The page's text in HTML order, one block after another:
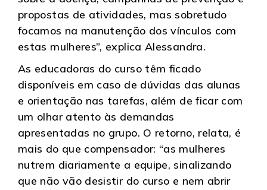
propostas de atividades, mas sobretudo
focamos na manutenção dos vínculos com
estas mulheres”, explica Alessandra.
As educadoras do curso têm ficado
disponíveis em caso de dúvidas das alunas
e orientação nas tarefas, além de ficar com
um olhar atento às demandas
apresentadas no grupo. O retorno, relata, é
mais do que compensador: “as mulheres
nutrem diariamente a equipe, sinalizando
que não vão desistir do curso e nem abrir